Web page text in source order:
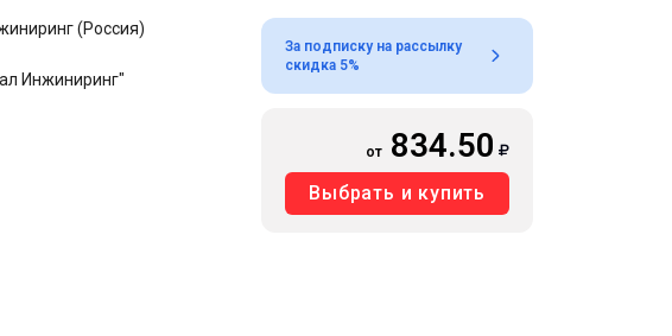
(Россия)
Инжиниринг"
За подписку на рассылку
скидка 5%
от 834.50
Выбрать и купить